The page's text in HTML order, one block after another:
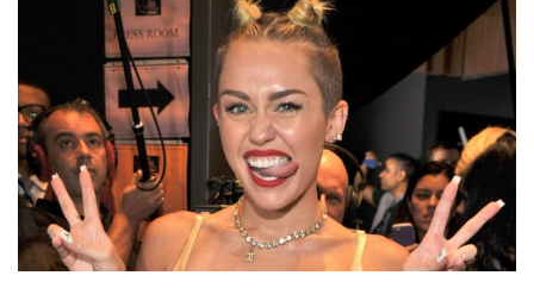
Youtubeři
Virály
Sex a vztahy
Videa
Sledujte prima+